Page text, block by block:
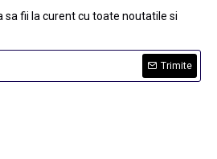
sa fii la curent cu toate noutatile si
Trimite